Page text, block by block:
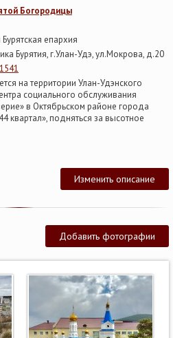
Богородицы
епархия
Бурятия, г.Улан-Удэ, ул.Мокрова, д.20
на территории Улан-Удэнского
социального обслуживания
в Октябрьском районе города
квартал», подняться за высотное
Изменить описание
Добавить фотографии